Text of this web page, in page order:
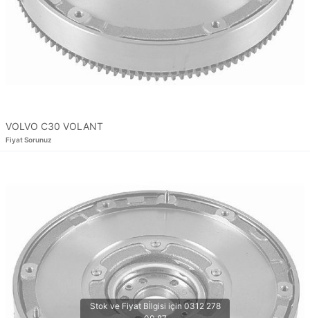
VOLVO C30 VOLANT
Fiyat Sorunuz